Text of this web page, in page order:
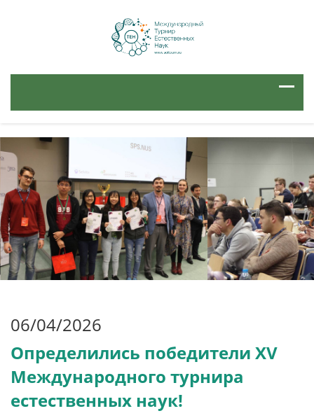
06/04/2026
Определились победители XV
Международного турнира
естественных наук!